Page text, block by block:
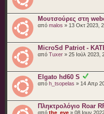
Μουτσούρες στη
από malos » 13 Οκτ 2023,
MicroSd Patriot -
από Tuxer » 25 Ιούλ 2023,
Elgato hd60 S
από h_tsopelas » 14 Απρ
Πληκτρολόγιο Roar
από the_eye » 08 Ιουν